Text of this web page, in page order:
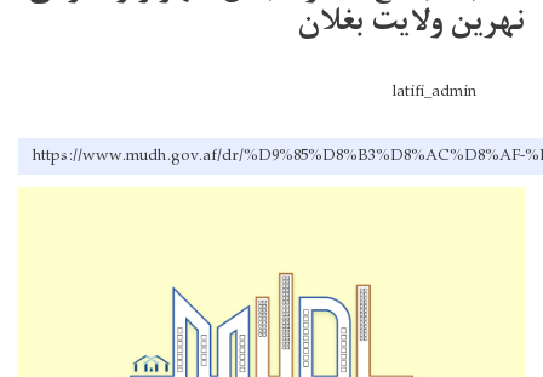
نهرین ولایت بغلان
latifi_admin
https://www.mudh.gov.af/dr/%D9%85%D8%B3%D8%AC%D8%AF-